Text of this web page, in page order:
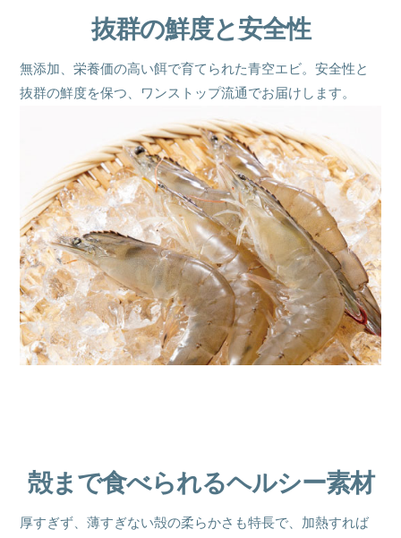
抜群の鮮度と安全性
無添加、栄養価の高い餌で育てられた青空エビ。安全性と
抜群の鮮度を保つ、 ワンストップ流通でお届けします。
殻まで食べられるヘルシー素材
厚すぎず、薄すぎない殻の柔らかさも特長で、 加熱すれば